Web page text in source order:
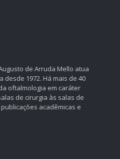
de Arruda Mello atua
desde 1972. Há mais de 40
oftalmologia em caráter
de cirurgia às salas de
acadêmicas e